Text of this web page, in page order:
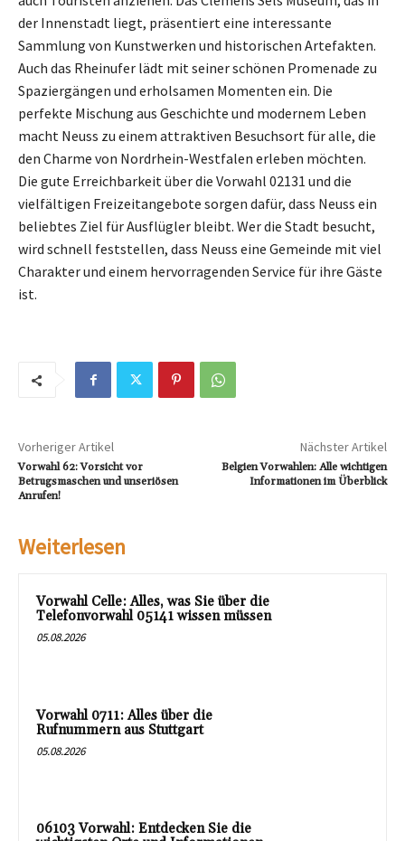
der Innenstadt liegt, präsentiert eine interessante
Sammlung von Kunstwerken und historischen Artefakten.
Auch das Rheinufer lädt mit seiner schönen Promenade zu
Spaziergängen und erholsamen Momenten ein. Die
perfekte Mischung aus Geschichte und modernem Leben
macht Neuss zu einem attraktiven Besuchsort für alle, die
den Charme von Nordrhein-Westfalen erleben möchten.
Die gute Erreichbarkeit über die Vorwahl 02131 und die
vielfältigen Freizeitangebote sorgen dafür, dass Neuss ein
beliebtes Ziel für Ausflügler bleibt. Wer die Stadt besucht,
wird schnell feststellen, dass Neuss eine Gemeinde mit viel
Charakter und einem hervorragenden Service für ihre Gäste
ist.
Vorheriger Artikel
Vorwahl 62: Vorsicht vor
Betrugsmaschen und unseriösen
Anrufen!
Nächster Artikel
Belgien Vorwahlen: Alle wichtigen
Informationen im Überblick
Weiterlesen
Vorwahl Celle: Alles, was Sie über die
Telefonvorwahl 05141 wissen müssen
05.08.2026
Vorwahl 0711: Alles über die
Rufnummern aus Stuttgart
05.08.2026
06103 Vorwahl: Entdecken Sie die